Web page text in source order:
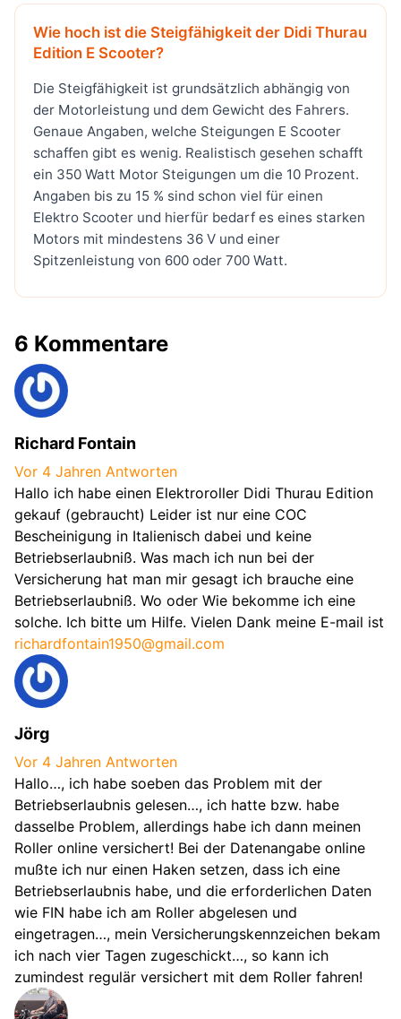
Wie hoch ist die Steigfähigkeit der Didi Thurau
Edition E Scooter?
Die Steigfähigkeit ist grundsätzlich abhängig von
der Motorleistung und dem Gewicht des Fahrers.
Genaue Angaben, welche Steigungen E Scooter
schaffen gibt es wenig. Realistisch gesehen schafft
ein 350 Watt Motor Steigungen um die 10 Prozent.
Angaben bis zu 15 % sind schon viel für einen
Elektro Scooter und hierfür bedarf es eines starken
Motors mit mindestens 36 V und einer
Spitzenleistung von 600 oder 700 Watt.
6 Kommentare
Richard Fontain
Vor 4 Jahren Antworten
Hallo ich habe einen Elektroroller Didi Thurau Edition
gekauf (gebraucht) Leider ist nur eine COC
Bescheinigung in Italienisch dabei und keine
Betriebserlaubniß. Was mach ich nun bei der
Versicherung hat man mir gesagt ich brauche eine
Betriebserlaubniß. Wo oder Wie bekomme ich eine
solche. Ich bitte um Hilfe. Vielen Dank meine E-mail ist
richardfontain1950@gmail.com
Jörg
Vor 4 Jahren Antworten
Hallo…, ich habe soeben das Problem mit der
Betriebserlaubnis gelesen…, ich hatte bzw. habe
dasselbe Problem, allerdings habe ich dann meinen
Roller online versichert! Bei der Datenangabe online
mußte ich nur einen Haken setzen, dass ich eine
Betriebserlaubnis habe, und die erforderlichen Daten
wie FIN habe ich am Roller abgelesen und
eingetragen…, mein Versicherungskennzeichen bekam
ich nach vier Tagen zugeschickt…, so kann ich
zumindest regulär versichert mit dem Roller fahren!